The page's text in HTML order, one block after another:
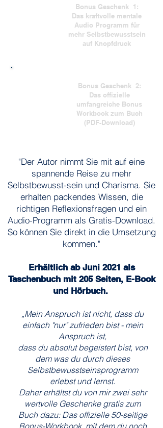
Bonus Geschenk 1:
Das kraftvolle mentale
Audio Programm für
mehr Selbstbewusstsein
auf Knopfdruck
Bonus Geschenk 2:
Das offizielle
umfangreiche Bonus
Workbook zum Buch
(PDF-Download)
"Der Autor nimmt Sie mit auf eine
spannende Reise zu mehr
Selbstbewusst-sein und Charisma. Sie
erhalten packendes Wissen, die
richtigen Reflexionsfragen und ein
Audio-Programm als Gratis-Download.
So können Sie direkt in die Umsetzung
kommen."
Erhältlich ab Juni 2021 als
Taschenbuch mit 205 Seiten, E-Book
und Hörbuch.
„Mein Anspruch ist nicht, dass du
einfach "nur" zufrieden bist - mein
Anspruch ist,
dass du absolut begeistert bist, von
dem was du durch dieses
Selbstbewusstseinsprogramm
erlebst und lernst.
Daher erhältst du von mir zwei sehr
wertvolle Geschenke gratis zum
Buch dazu: Das offizielle 50-seitige
Bonus-Workbook, mit dem du noch